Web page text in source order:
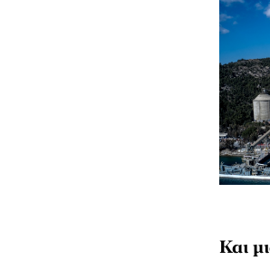
Και